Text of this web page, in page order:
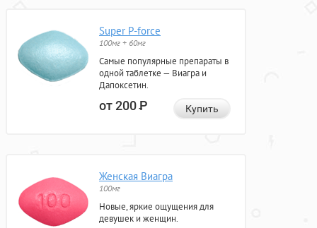
Super P-force
100мг + 60мг
Самые популярные препараты в
одной таблетке — Виагра и
Дапоксетин.
от 200Р Купить
Женская Виагра
100мг
Новые, яркие ощущения для
девушек и женщин.